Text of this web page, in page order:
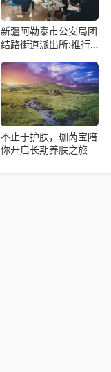
新疆阿勒泰市公安局团
结路街道派出所:推行
代“枫”景线
不止于护肤，珈芮宝陪
你开启长期养肤之旅